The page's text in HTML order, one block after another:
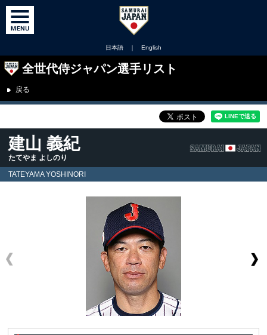
日本語 ｜ English
全世代侍ジャパン選手リスト
戻る
建山 義紀
たてやま よしのり
TATEYAMA YOSHINORI